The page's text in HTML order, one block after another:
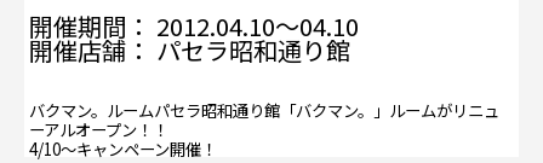
開催期間： 2012.04.10～04.10
開催店舗： パセラ昭和通り館
バクマン。ルームパセラ昭和通り館「バクマン。」ルームがリニュ
ーアルオープン！！
4/10～キャンペーン開催！